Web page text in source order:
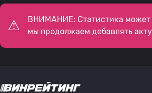
ВНИМАНИЕ: Статистика может
мы продолжаем добавлять